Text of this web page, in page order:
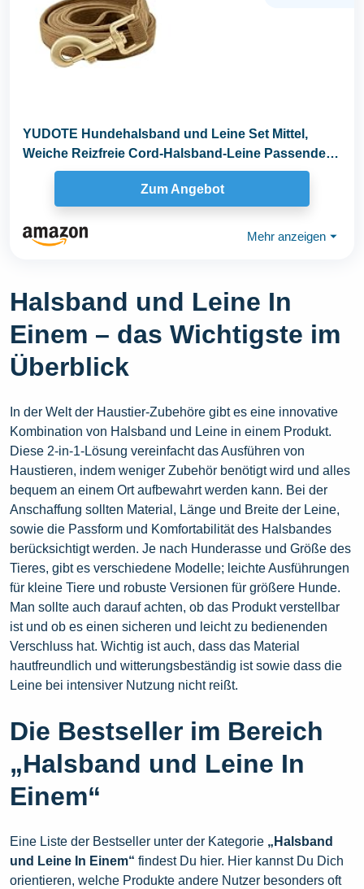
YUDOTE Hundehalsband und Leine Set Mittel,
Weiche Reizfreie Cord-Halsband-Leine Passende
Combo für...
Zum Angebot
Mehr anzeigen ⏷
Halsband und Leine In
Einem – das Wichtigste im
Überblick
In der Welt der Haustier-Zubehöre gibt es eine innovative
Kombination von Halsband und Leine in einem Produkt.
Diese 2-in-1-Lösung vereinfacht das Ausführen von
Haustieren, indem weniger Zubehör benötigt wird und alles
bequem an einem Ort aufbewahrt werden kann. Bei der
Anschaffung sollten Material, Länge und Breite der Leine,
sowie die Passform und Komfortabilität des Halsbandes
berücksichtigt werden. Je nach Hunderasse und Größe des
Tieres, gibt es verschiedene Modelle; leichte Ausführungen
für kleine Tiere und robuste Versionen für größere Hunde.
Man sollte auch darauf achten, ob das Produkt verstellbar
ist und ob es einen sicheren und leicht zu bedienenden
Verschluss hat. Wichtig ist auch, dass das Material
hautfreundlich und witterungsbeständig ist sowie dass die
Leine bei intensiver Nutzung nicht reißt.
Die Bestseller im Bereich
„Halsband und Leine In
Einem“
Eine Liste der Bestseller unter der Kategorie „Halsband
und Leine In Einem“ findest Du hier. Hier kannst Du Dich
orientieren, welche Produkte andere Nutzer besonders oft